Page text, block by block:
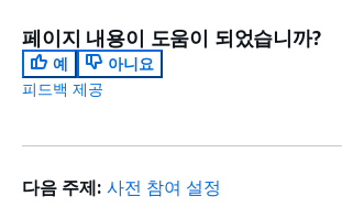
페이지 내용이 도움이 되었습니까?
예
아니요
피드백 제공
다음 주제: 사전 참여 설정